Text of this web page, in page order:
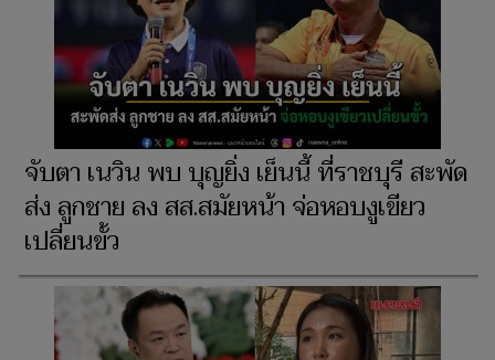
จับตา เนวิน พบ บุญยิ่ง เย็นนี้ ที่ราชบุรี สะพัด
ส่ง ลูกชาย ลง สส.สมัยหน้า จ่อหอบงูเขียว
เปลี่ยนขั้ว